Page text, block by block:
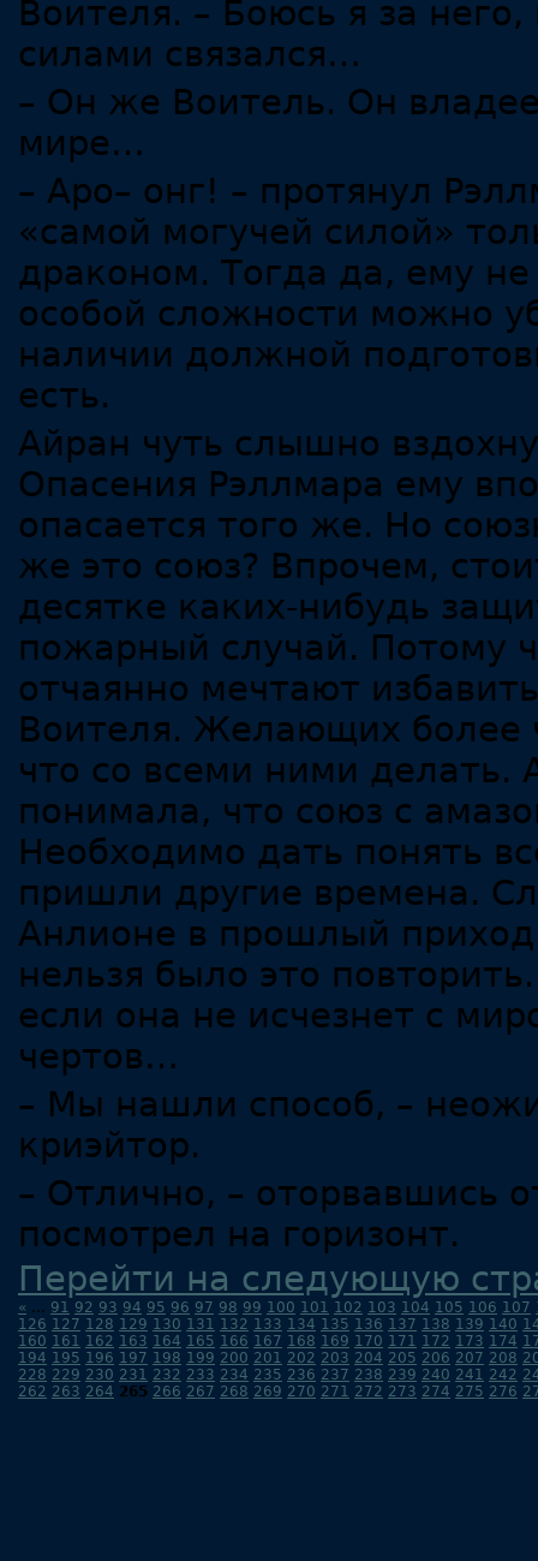
Воителя. – Боюсь я за
силами связался…
– Он же Воитель. Он
мире…
– Аро– онг! – протянул
«самой могучей силой»
драконом. Тогда да, ему
особой сложности можно
наличии должной
есть.
Айран чуть слышно
Опасения Рэллмара ему
опасается того же. Но
же это союз? Впрочем,
десятке каких-нибудь
пожарный случай. Потому
отчаянно мечтают
Воителя. Желающих более
что со всеми ними делать.
понимала, что союз с
Необходимо дать понять
пришли другие времена.
Анлионе в прошлый
нельзя было это
если она не исчезнет с
чертов…
– Мы нашли способ, –
криэйтор.
– Отлично, – оторвавшись
посмотрел на горизонт.
Перейти на следующую
« ... 91 92 93 94 95 96 97 98 99 100 101 102 103 104 105 106 107
126 127 128 129 130 131 132 133 134 135 136 137 138 139 140
160 161 162 163 164 165 166 167 168 169 170 171 172 173 174
194 195 196 197 198 199 200 201 202 203 204 205 206 207 208
228 229 230 231 232 233 234 235 236 237 238 239 240 241 242
262 263 264 265 266 267 268 269 270 271 272 273 274 275 276